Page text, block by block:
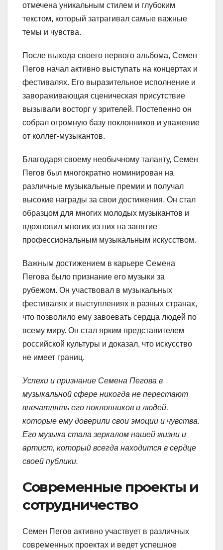
отмечена уникальным стилем и глубоким
текстом, который затрагивал самые важные
темы и чувства.
После выхода своего первого альбома, Семен
Пегов начал активно выступать на концертах и
фестивалях. Его выразительное исполнение и
завораживающая сценическая присутствие
вызывали восторг у зрителей. Постепенно он
собрал огромную базу поклонников и уважение
от коллег-музыкантов.
Благодаря своему необычному таланту, Семен
Пегов был многократно номинирован на
различные музыкальные премии и получал
высокие награды за свои достижения. Он стал
образцом для многих молодых музыкантов и
вдохновил многих из них на занятие
профессиональным музыкальным искусством.
Важным достижением в карьере Семена
Пегова было признание его музыки за
рубежом. Он участвовал в музыкальных
фестивалях и выступлениях в разных странах,
что позволило ему завоевать сердца людей по
всему миру. Он стал ярким представителем
российской культуры и доказал, что искусство
не имеет границ.
Успехи и признание Семена Пегова в
музыкальной сфере никогда не перестают
впечатлять его поклонников и людей,
которые ему доверили свои эмоции и чувства.
Его музыка стала зеркалом нашей жизни и
артист, который всегда находится в сердце
своей публики.
Современные проекты и
сотрудничество
Семен Пегов активно участвует в различных
современных проектах и ведет успешное